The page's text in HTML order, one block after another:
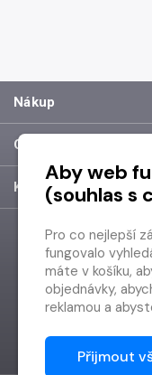
Nákup
O společnosti
Kontakt
Aby web
(souhlas s
Pro co nejlepší
fungovalo
máte v košíku,
objednávky,
reklamou a
Proto od vás
Přijmout